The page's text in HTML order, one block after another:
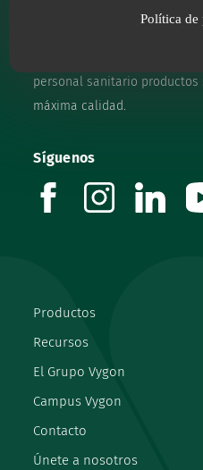
Política de
personal sanitario
máxima calidad.
Productos
Recursos
El Grupo Vygon
Campus Vygon
Contacto
Únete a nosotros
Síguenos
facebookinstagram